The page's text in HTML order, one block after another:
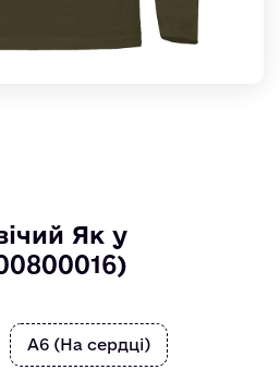
Як у
А6 (На сердці)